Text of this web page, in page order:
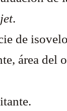
jet.
de
área del